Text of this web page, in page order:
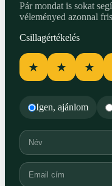
Pár mondat is sokat
véleményed azonnal
Csillagértékelés
★ ★ ★
Igen, ajánlom